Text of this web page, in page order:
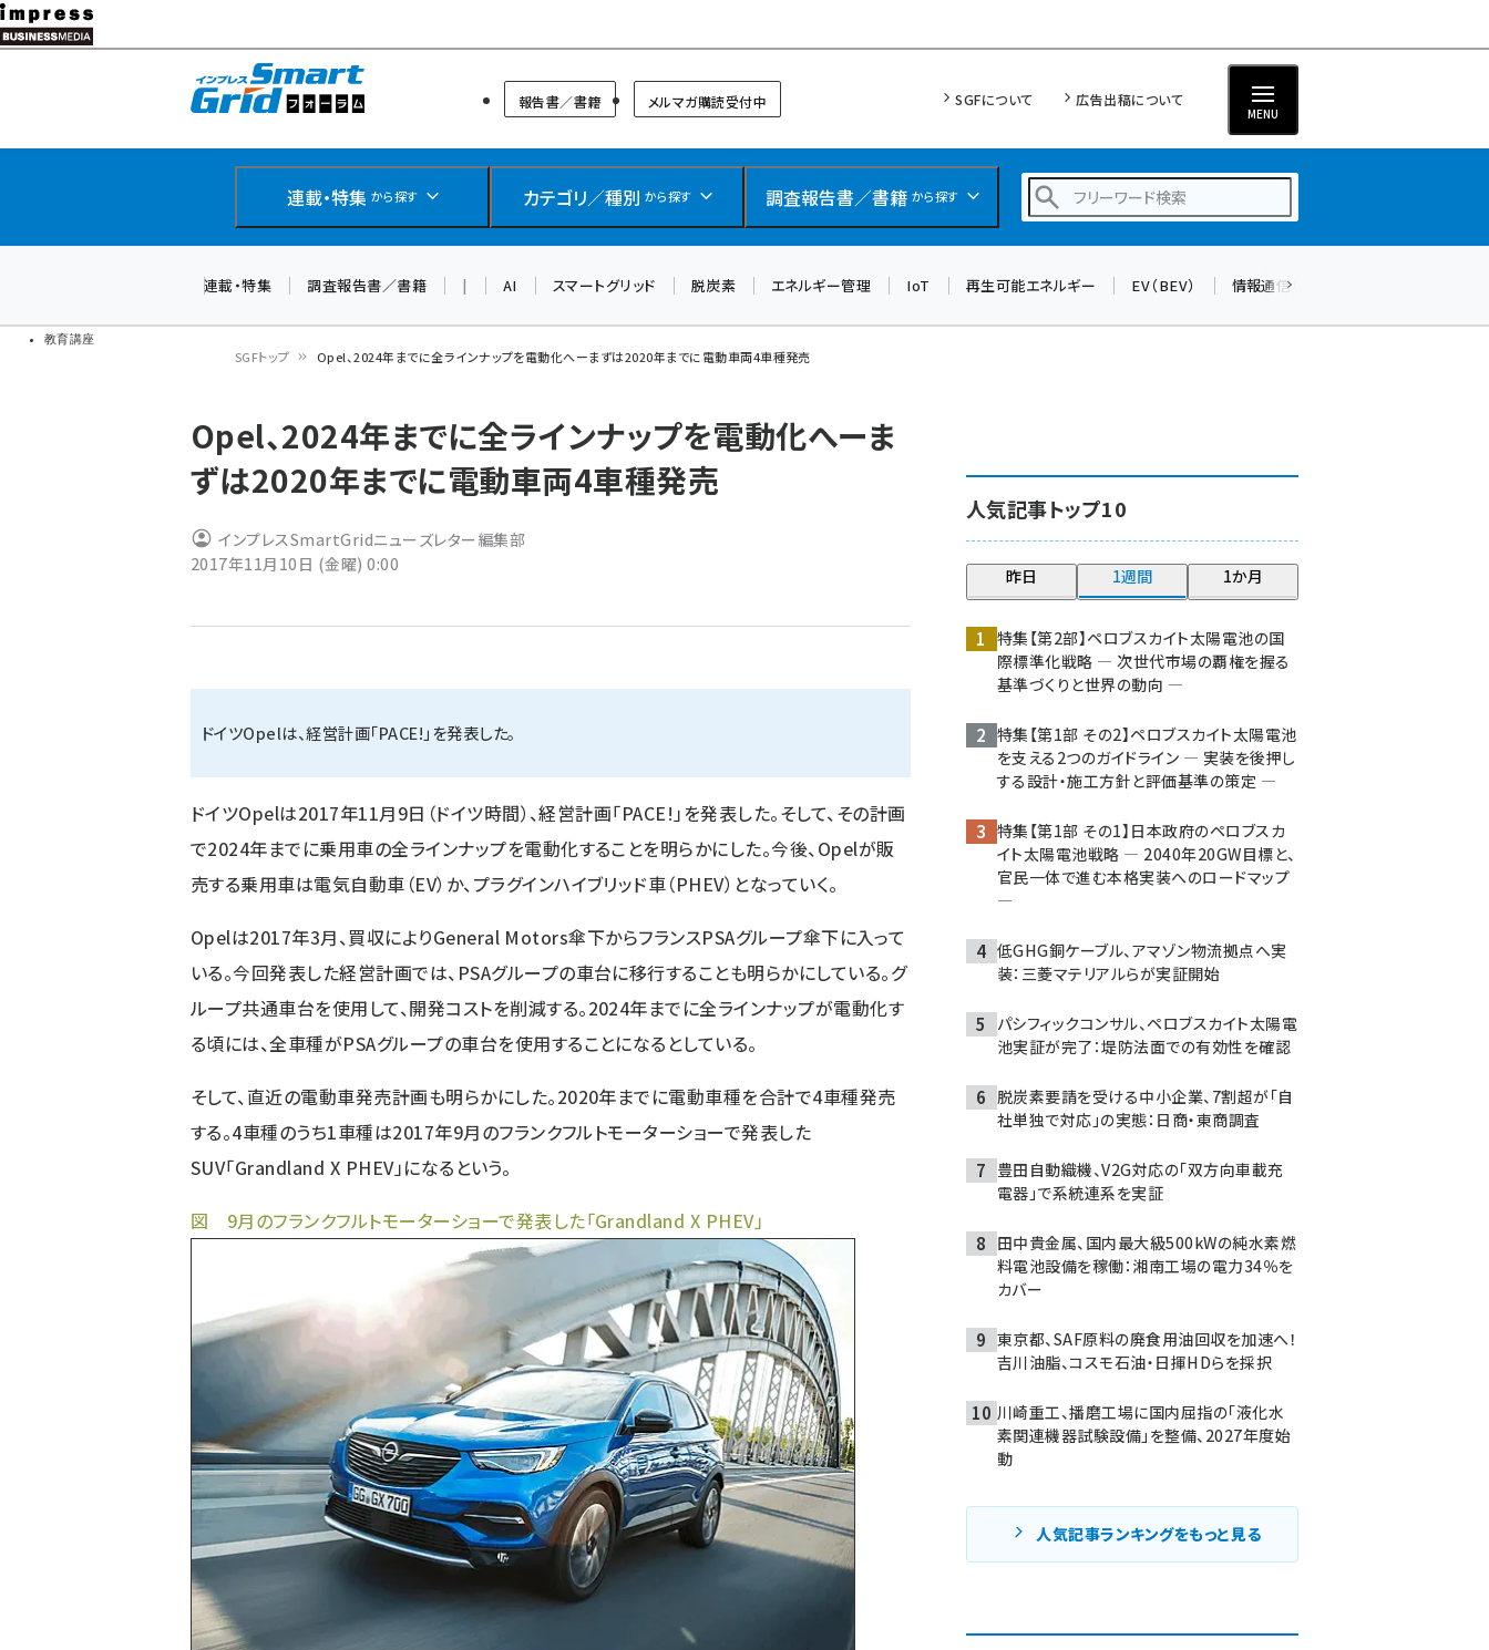
メ
イ
教育講座
スマートグリッドフォーラム
報告書／書籍 メルマガ購読受付中 SGFについて 広告出稿について
MENU
連載・特集 から探す カテゴリ／種別 から探す 調査報告書／書籍 から探す
ngn (265)
大串 (211)
aitras (177)
タンデム (141)
連載・特集 調査報告書／書籍 | AI スマートグリッド 脱炭素 エネルギー管理 IoT 再生可能エネルギー EV（BEV） 情報通信（ICT）
ン
く
ず
SGFトップ Opel、2024年までに全ラインナップを電動化へーまずは2020年までに電動車両4車種発売
Opel、2024年までに全ラインナップを電動化へーま
ずは2020年までに電動車両4車種発売
インプレスSmartGridニューズレター編集部
2017年11月10日 (金曜) 0:00
ドイツOpelは、経営計画「PACE!」を発表した。
ドイツOpelは2017年11月9日（ドイツ時間）、経営計画「PACE!」を発表した。そして、その計画
で2024年までに乗用車の全ラインナップを電動化することを明らかにした。今後、Opelが販
売する乗用車は電気自動車（EV）か、プラグインハイブリッド車（PHEV）となっていく。
Opelは2017年3月、買収によりGeneral Motors傘下からフランスPSAグループ傘下に入って
いる。今回発表した経営計画では、PSAグループの車台に移行することも明らかにしている。グ
ループ共通車台を使用して、開発コストを削減する。2024年までに全ラインナップが電動化す
る頃には、全車種がPSAグループの車台を使用することになるとしている。
そして、直近の電動車発売計画も明らかにした。2020年までに電動車種を合計で4車種発売
する。4車種のうち1車種は2017年9月のフランクフルトモーターショーで発表した
SUV「Grandland X PHEV」になるという。
図 9月のフランクフルトモーターショーで発表した「Grandland X PHEV」
人気記事トップ10
昨日 1週間 1か月
特集【第2部】ペロブスカイト太陽電池の国
際標準化戦略 ― 次世代市場の覇権を握る
基準づくりと世界の動向 ―
特集【第1部 その2】ペロブスカイト太陽電池
を支える2つのガイドライン ― 実装を後押し
する設計・施工方針と評価基準の策定 ―
特集【第1部 その1】日本政府のペロブスカ
イト太陽電池戦略 ― 2040年20GW目標と、
官民一体で進む本格実装へのロードマップ
―
低GHG銅ケーブル、アマゾン物流拠点へ実
装：三菱マテリアルらが実証開始
パシフィックコンサル、ペロブスカイト太陽電
池実証が完了：堤防法面での有効性を確認
脱炭素要請を受ける中小企業、7割超が「自
社単独で対応」の実態：日商・東商調査
豊田自動織機、V2G対応の「双方向車載充
電器」で系統連系を実証
田中貴金属、国内最大級500kWの純水素燃
料電池設備を稼働：湘南工場の電力34％を
カバー
東京都、SAF原料の廃食用油回収を加速へ！
吉川油脂、コスモ石油・日揮HDらを採択
川崎重工、播磨工場に国内屈指の「液化水
素関連機器試験設備」を整備、2027年度始
動
人気記事ランキングをもっと見る